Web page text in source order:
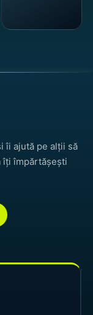
îi ajută pe alții să
împărtășești